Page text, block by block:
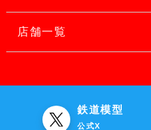
店舗一覧
鉄道模型
公式X